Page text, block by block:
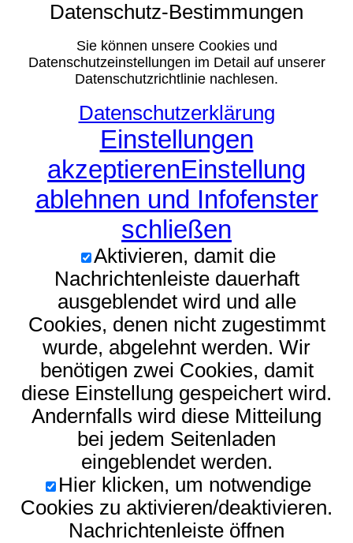
Datenschutz-Bestimmungen
Sie können unsere Cookies und
Datenschutzeinstellungen im Detail auf unserer
Datenschutzrichtlinie nachlesen.
Datenschutzerklärung
Einstellungen
akzeptierenEinstellung
ablehnen und Infofenster
schließen
Aktivieren, damit die
Nachrichtenleiste dauerhaft
ausgeblendet wird und alle
Cookies, denen nicht zugestimmt
wurde, abgelehnt werden. Wir
benötigen zwei Cookies, damit
diese Einstellung gespeichert wird.
Andernfalls wird diese Mitteilung
bei jedem Seitenladen
eingeblendet werden.
Hier klicken, um notwendige
Cookies zu aktivieren/deaktivieren.
Nachrichtenleiste öffnen